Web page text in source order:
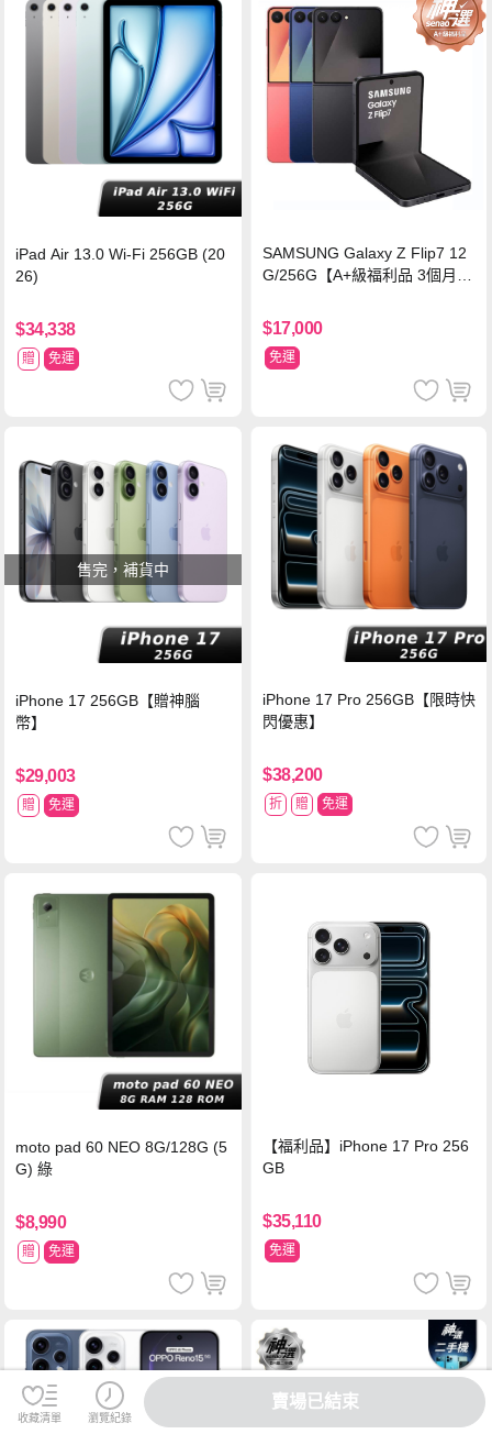
iPad Air 13.0 Wi-Fi 256GB (20
26)
$34,338
贈 免運
SAMSUNG Galaxy Z Flip7 12
G/256G【A+級福利品 3個月保
$17,000
免運
售完，補貨中
iPhone 17 256GB【贈神腦
幣】
$29,003
贈 免運
iPhone 17 Pro 256GB【限時快
閃優惠】
$38,200
折 贈 免運
moto pad 60 NEO 8G/128G (5
G) 綠
$8,990
贈 免運
【福利品】iPhone 17 Pro 256
GB
$35,110
免運
收藏清單 瀏覽紀錄
賣場已結束